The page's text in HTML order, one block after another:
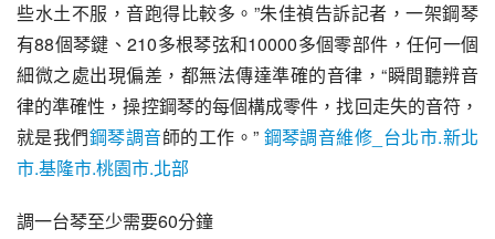
些水土不服，音跑得比較多。”朱佳禎告訴記者，一架鋼琴
有88個琴鍵、210多根琴弦和10000多個零部件，任何一個
細微之處出現偏差，都無法傳達準確的音律，“瞬間聽辨音
律的準確性，操控鋼琴的每個構成零件，找回走失的音符，
就是我們鋼琴調音師的工作。” 鋼琴調音維修_台北市.新北
市.基隆市.桃園市.北部
調一台琴至少需要60分鐘